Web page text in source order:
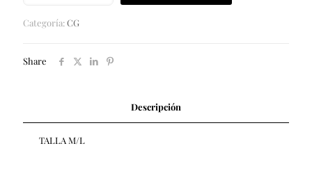
Categoría:CG
Share
Descripción
TALLA M/L